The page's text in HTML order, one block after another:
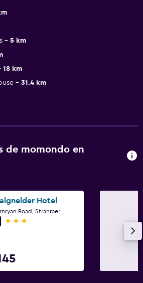
5 km
18 km
31.4 km
de momondo en
Hotel
Road, Stranraer
3 estrellas